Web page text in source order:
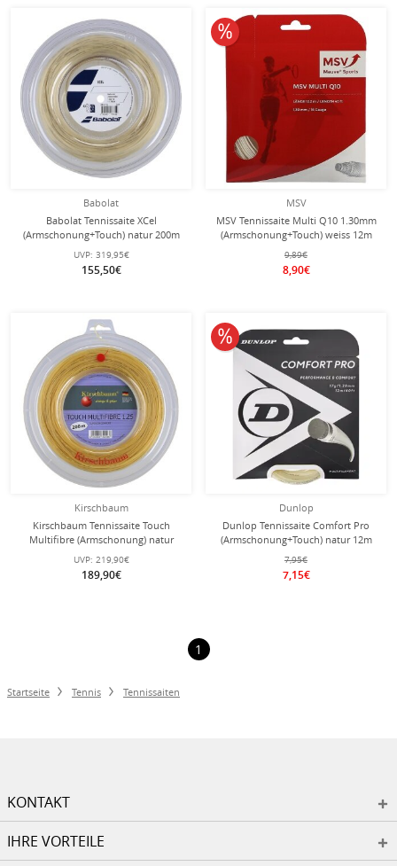
Babolat
Babolat Tennissaite XCel
(Armschonung+Touch) natur 200m
Rolle
UVP: 319,95€
155,50€
MSV
MSV Tennissaite Multi Q10 1.30mm
(Armschonung+Touch) weiss 12m
Set
9,89€
8,90€
10% reduziert
Kirschbaum
Kirschbaum Tennissaite Touch
Multifibre (Armschonung) natur
200m Rolle
UVP: 219,90€
189,90€
Dunlop
Dunlop Tennissaite Comfort Pro
(Armschonung+Touch) natur 12m
Set
7,95€
7,15€
10% reduziert
1
Startseite Tennis Tennissaiten
KONTAKT
IHRE VORTEILE